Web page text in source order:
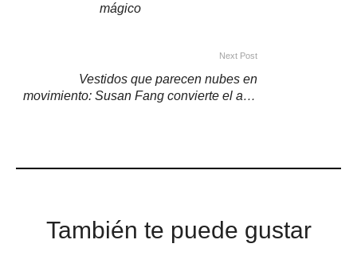
mágico
Next Post
Vestidos que parecen nubes en
movimiento: Susan Fang convierte el aire
También te puede gustar